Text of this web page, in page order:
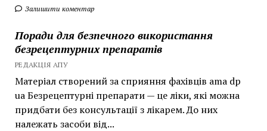
Залишити коментар
Поради для безпечного використання
безрецептурних препаратів
РЕДАКЦІЯ АПУ
Матеріал створений за сприяння фахівців ama dp
ua Безрецептурні препарати — це ліки, які можна
придбати без консультації з лікарем. До них
належать засоби від...